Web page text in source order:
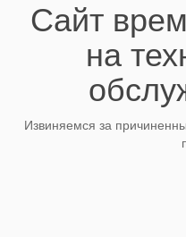
Сайт
на
Извиняемся за